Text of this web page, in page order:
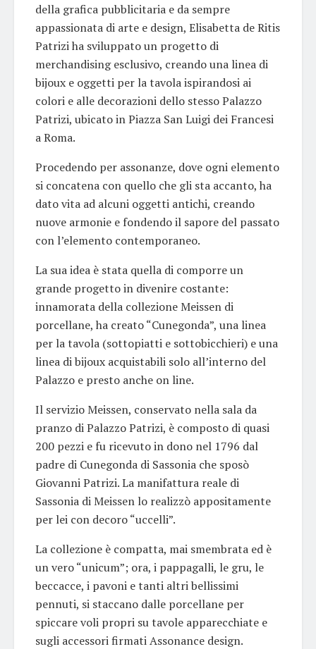
della grafica pubblicitaria e da sempre
appassionata di arte e design, Elisabetta de Ritis
Patrizi ha sviluppato un progetto di
merchandising esclusivo, creando una linea di
bijoux e oggetti per la tavola ispirandosi ai
colori e alle decorazioni dello stesso Palazzo
Patrizi, ubicato in Piazza San Luigi dei Francesi
a Roma.
Procedendo per assonanze, dove ogni elemento
si concatena con quello che gli sta accanto, ha
dato vita ad alcuni oggetti antichi, creando
nuove armonie e fondendo il sapore del passato
con l’elemento contemporaneo.
La sua idea è stata quella di comporre un
grande progetto in divenire costante:
innamorata della collezione Meissen di
porcellane, ha creato “Cunegonda”, una linea
per la tavola (sottopiatti e sottobicchieri) e una
linea di bijoux acquistabili solo all’interno del
Palazzo e presto anche on line.
Il servizio Meissen, conservato nella sala da
pranzo di Palazzo Patrizi, è composto di quasi
200 pezzi e fu ricevuto in dono nel 1796 dal
padre di Cunegonda di Sassonia che sposò
Giovanni Patrizi. La manifattura reale di
Sassonia di Meissen lo realizzò appositamente
per lei con decoro “uccelli”.
La collezione è compatta, mai smembrata ed è
un vero “unicum”; ora, i pappagalli, le gru, le
beccacce, i pavoni e tanti altri bellissimi
pennuti, si staccano dalle porcellane per
spiccare voli propri su tavole apparecchiate e
sugli accessori firmati Assonance design.